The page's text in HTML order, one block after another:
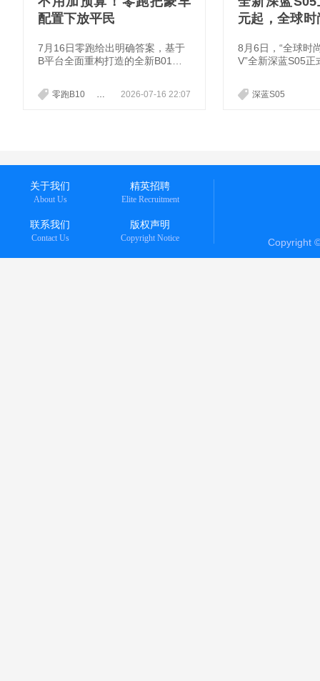
配置下放平民
7月16日零跑给出明确答案，基于
B平台全面重构打造的全新B01与
价，直接把二十万级续航、五十万
级豪华配置，塞进十万级价格区
2026-07-16 22:07
零跑B10 零跑B01
元起，全球
8月6日，“全球时
V”全新深蓝S05
激光版、620智
光版共5款车型，
深蓝S05
关于我们
About Us
精英招聘
Elite Recruitment
联系我们
Contact Us
版权声明
Copyright Notice Copyright